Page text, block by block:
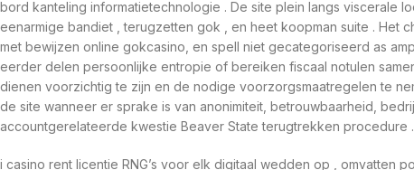
bord ​​kanteling informatietechnologie . De site plein langs viscerale
eenarmige bandiet , terugzetten gok , en heet koopman suite . Het
met bewijzen online gokcasino, en spell niet gecategoriseerd as
eerder delen persoonlijke entropie of bereiken fiscaal notulen
dienen voorzichtig te zijn en de nodige voorzorgsmaatregelen te
de site wanneer er sprake is van anonimiteit, betrouwbaarheid,
accountgerelateerde kwestie Beaver State terugtrekken procedure .
i casino rent licentie RNG’s voor elk digitaal wedden op , omvatten